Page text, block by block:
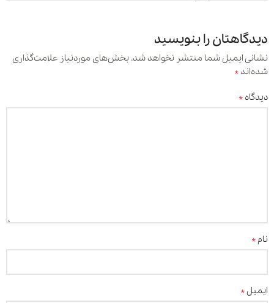
دیدگاهتان را بنویسید
نشانی ایمیل شما منتشر نخواهد شد. بخش‌های موردنیاز علامت‌گذاری
شده‌اند *
دیدگاه *
نام *
ایمیل*